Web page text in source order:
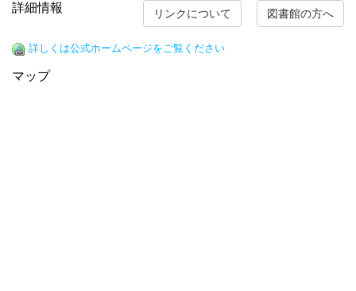
リンクについて 図書館の方へ
詳細情報
詳しくは公式ホームページをご覧ください
マップ